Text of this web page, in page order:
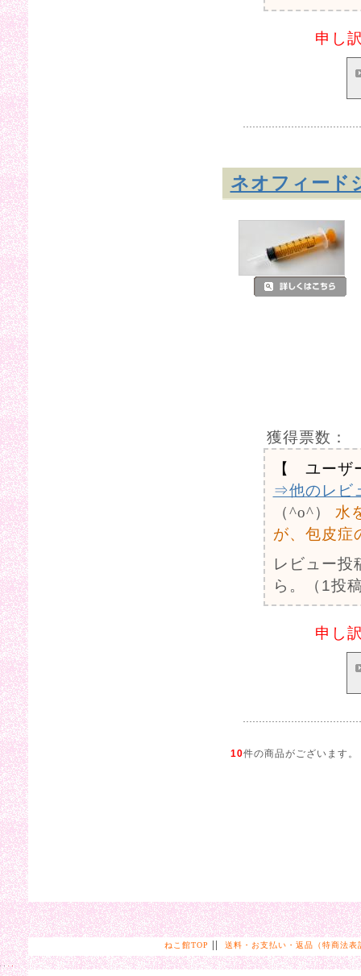
申し
ネオフィー
獲得票数：
【 ユーザ
⇒他のレビ
（^o^）
水
が、包皮症
レビュー投
ら。（1投
申し
10件の商品がございます。
ねこ館TOP 送料・お支払い・返品（特商法表